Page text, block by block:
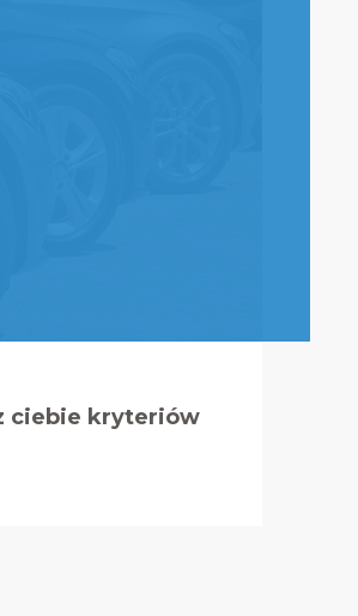
ciebie kryteriów